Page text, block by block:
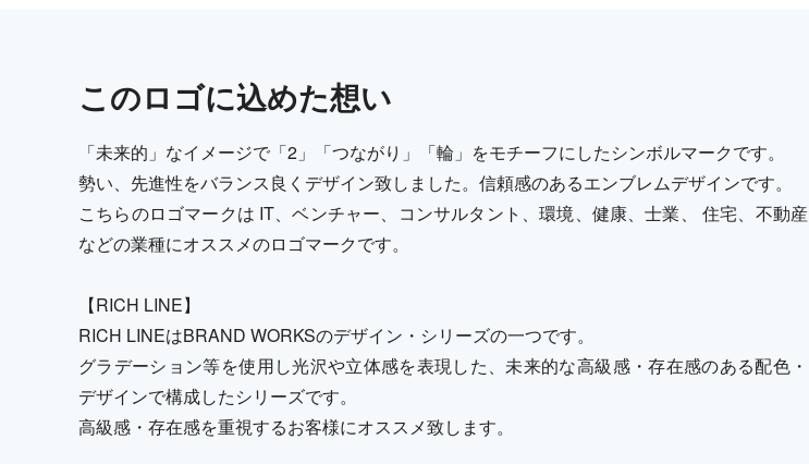
このロゴに込めた想い
「未来的」なイメージで「2」「つながり」「輪」をモチーフにしたシンボルマークです。
勢い、先進性をバランス良くデザイン致しました。信頼感のあるエンブレムデザインです。
こちらのロゴマークは IT、ベンチャー、コンサルタント、環境、健康、士業、 住宅、不動産
などの業種にオススメのロゴマークです。
【RICH LINE】
RICH LINEはBRAND WORKSのデザイン・シリーズの一つです。
グラデーション等を使用し光沢や立体感を表現した、未来的な高級感・存在感のある配色・
デザインで構成したシリーズです。
高級感・存在感を重視するお客様にオススメ致します。